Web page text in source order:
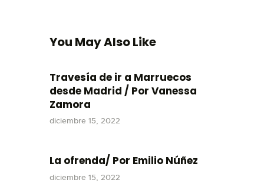
You May Also Like
Travesía de ir a Marruecos
desde Madrid / Por Vanessa
Zamora
diciembre 15, 2022
La ofrenda/ Por Emilio Núñez
diciembre 15, 2022